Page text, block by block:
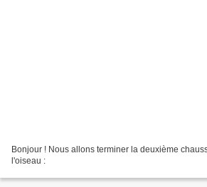
Bonjour ! Nous allons terminer la deuxième
l'oiseau :